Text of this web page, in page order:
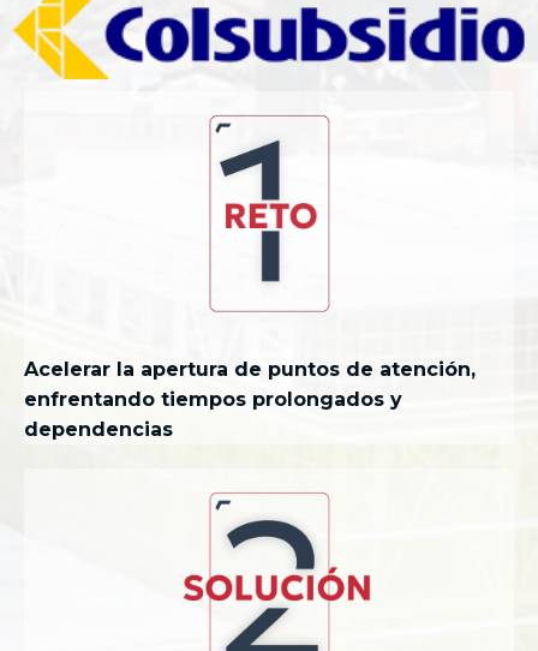
Acelerar la apertura de puntos de atención,
enfrentando tiempos prolongados y
dependencias